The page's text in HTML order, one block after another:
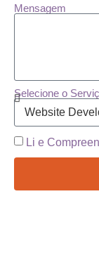
Mensagem
Selecione o
Li e